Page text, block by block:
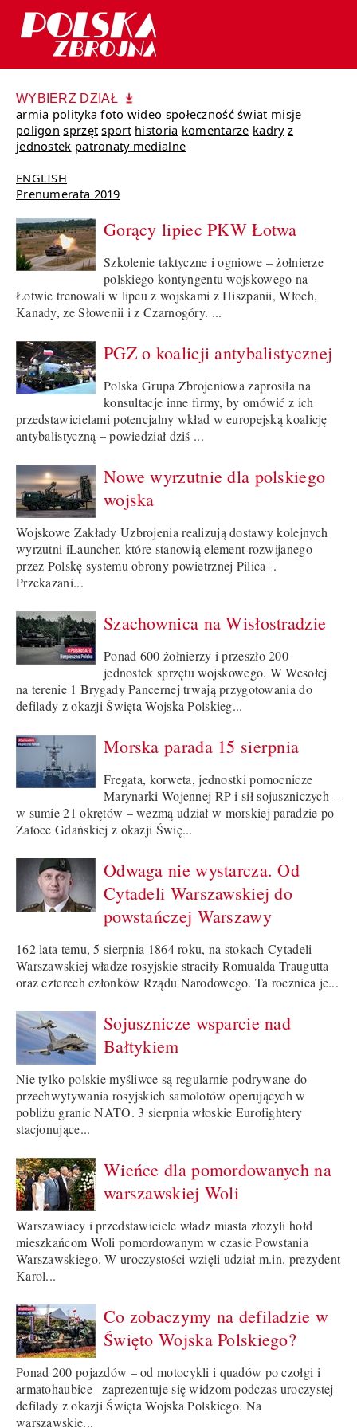
WYBIERZ DZIAŁ
armia polityka foto wideo społeczność świat misje
poligon sprzęt sport historia komentarze kadry z
jednostek patronaty medialne
ENGLISH
Prenumerata 2019
Gorący lipiec PKW Łotwa
Szkolenie taktyczne i ogniowe – żołnierze
polskiego kontyngentu wojskowego na
Łotwie trenowali w lipcu z wojskami z Hiszpanii, Włoch,
Kanady, ze Słowenii i z Czarnogóry. ...
PGZ o koalicji antybalistycznej
Polska Grupa Zbrojeniowa zaprosiła na
konsultacje inne firmy, by omówić z ich
przedstawicielami potencjalny wkład w europejską koalicję
antybalistyczną – powiedział dziś ...
Nowe wyrzutnie dla polskiego
wojska
Wojskowe Zakłady Uzbrojenia realizują dostawy kolejnych
wyrzutni iLauncher, które stanowią element rozwijanego
przez Polskę systemu obrony powietrznej Pilica+.
Przekazani...
Szachownica na Wisłostradzie
Ponad 600 żołnierzy i przeszło 200
jednostek sprzętu wojskowego. W Wesołej
na terenie 1 Brygady Pancernej trwają przygotowania do
defilady z okazji Święta Wojska Polskieg...
Morska parada 15 sierpnia
Fregata, korweta, jednostki pomocnicze
Marynarki Wojennej RP i sił sojuszniczych –
w sumie 21 okrętów – wezmą udział w morskiej paradzie po
Zatoce Gdańskiej z okazji Świę...
Odwaga nie wystarcza. Od
Cytadeli Warszawskiej do
powstańczej Warszawy
162 lata temu, 5 sierpnia 1864 roku, na stokach Cytadeli
Warszawskiej władze rosyjskie straciły Romualda Traugutta
oraz czterech członków Rządu Narodowego. Ta rocznica je...
Sojusznicze wsparcie nad
Bałtykiem
Nie tylko polskie myśliwce są regularnie podrywane do
przechwytywania rosyjskich samolotów operujących w
pobliżu granic NATO. 3 sierpnia włoskie Eurofightery
stacjonujące...
Wieńce dla pomordowanych na
warszawskiej Woli
Warszawiacy i przedstawiciele władz miasta złożyli hołd
mieszkańcom Woli pomordowanym w czasie Powstania
Warszawskiego. W uroczystości wzięli udział m.in. prezydent
Karol...
Co zobaczymy na defiladzie w
Święto Wojska Polskiego?
Ponad 200 pojazdów – od motocykli i quadów po czołgi i
armatohaubice –zaprezentuje się widzom podczas uroczystej
defilady z okazji Święta Wojska Polskiego. Na
warszawskie...